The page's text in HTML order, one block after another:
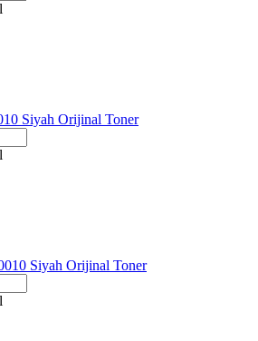
Siyah Orijinal Toner
Siyah Orijinal Toner